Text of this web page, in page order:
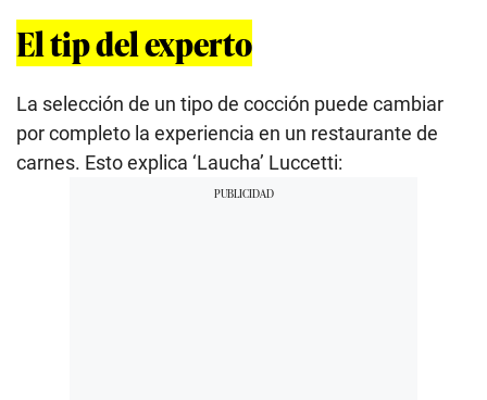
El tip del experto
La selección de un tipo de cocción puede cambiar
por completo la experiencia en un restaurante de
carnes. Esto explica ‘Laucha’ Luccetti: